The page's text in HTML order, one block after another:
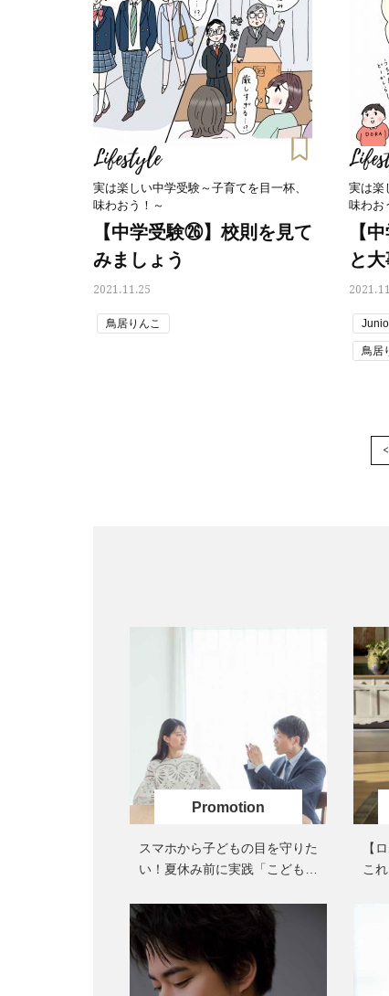
Lifestyle
実は楽しい中学受験～子育てを目一杯、
味わおう！～
【中学受験㉖】校則を見て
みましょう
2021.11.25
鳥居りんこ
実は楽
味わお
【
と
鳥居
<
スマホから子どもの目を守りた
い！夏休み前に実践「こどもの
【
こ